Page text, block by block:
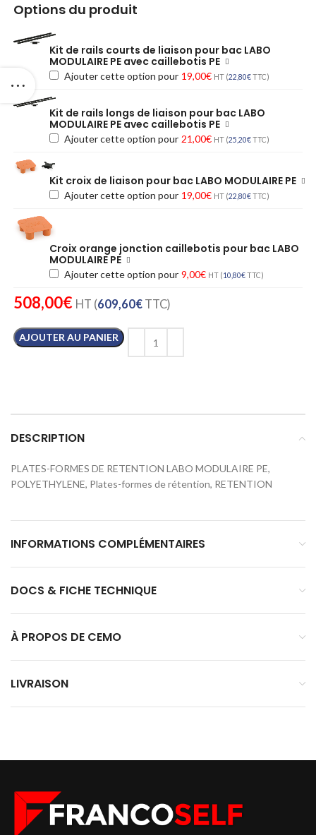
Options du produit
Kit de rails courts de liaison pour bac LABO
MODULAIRE PE avec caillebotis PE
Ajouter cette option pour 19,00€ HT (22,80€TTC)
Kit de rails longs de liaison pour bac LABO
MODULAIRE PE avec caillebotis PE
Ajouter cette option pour 21,00€ HT (25,20€TTC)
Kit croix de liaison pour bac LABO MODULAIRE PE
Ajouter cette option pour 19,00€ HT (22,80€TTC)
Croix orange jonction caillebotis pour bac LABO
MODULAIRE PE
Ajouter cette option pour 9,00€ HT (10,80€TTC)
508,00€ HT (609,60€ TTC)
AJOUTER AU PANIER
DESCRIPTION
PLATES-FORMES DE RETENTION LABO MODULAIRE PE,
POLYETHYLENE, Plates-formes de rétention, RETENTION
INFORMATIONS COMPLÉMENTAIRES
DOCS & FICHE TECHNIQUE
À PROPOS DE CEMO
LIVRAISON